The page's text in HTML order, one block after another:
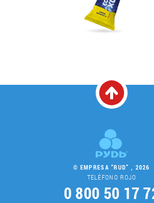
© EMPRESA “RUD” , 2026
TELÉFONO ROJO
0 800 50 17